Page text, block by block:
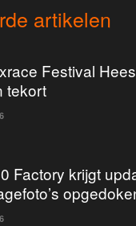
artikelen
Festival
tekort
Factory krijgt